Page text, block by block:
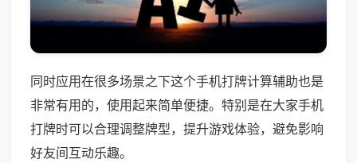
同时应用在很多场景之下这个手机打牌计算辅助也是
非常有用的，使用起来简单便捷。特别是在大家手机
打牌时可以合理调整牌型，提升游戏体验，避免影响
好友间互动乐趣。